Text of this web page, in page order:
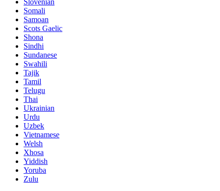
Slovenian
Somali
Samoan
Scots Gaelic
Shona
Sindhi
Sundanese
Swahili
Tajik
Tamil
Telugu
Thai
Ukrainian
Urdu
Uzbek
Vietnamese
Welsh
Xhosa
Yiddish
Yoruba
Zulu